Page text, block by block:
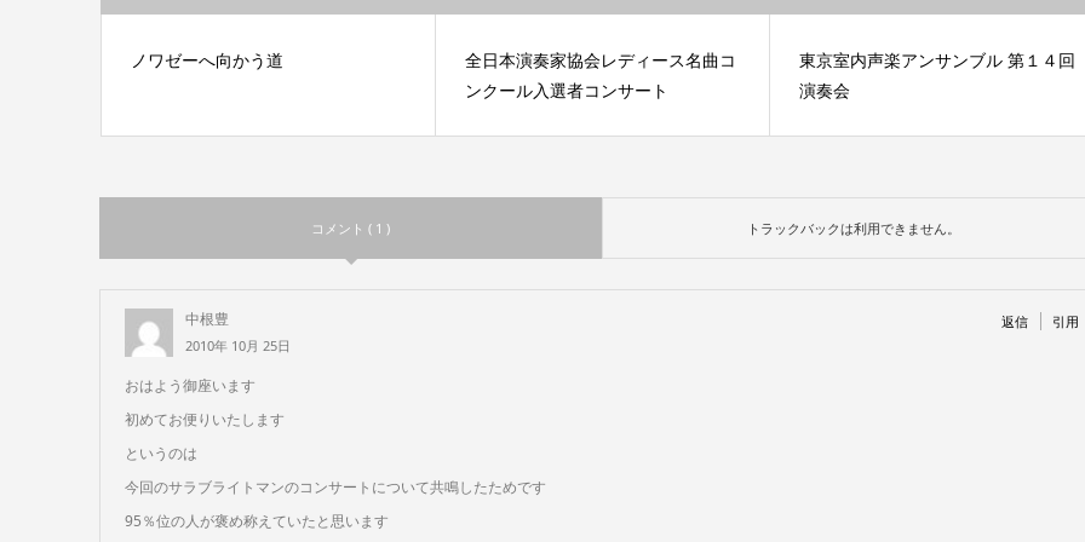
ノワゼーへ向かう道
全日本演奏家協会レディース名曲コ
ンクール入選者コンサート
東京室内声楽アンサンブル 第１４回
演奏会
コメント ( 1 ) トラックバックは利用できません。
中根豊
2010年 10月 25日
返信 引用
おはよう御座います
初めてお便りいたします
というのは
今回のサラブライトマンのコンサートについて共鳴したためです
95％位の人が褒め称えていたと思います